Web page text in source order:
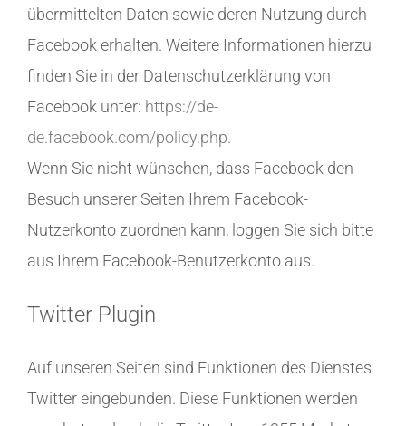
übermittelten Daten sowie deren Nutzung durch
Facebook erhalten. Weitere Informationen hierzu
finden Sie in der Datenschutzerklärung von
Facebook unter: https://de-
de.facebook.com/policy.php.
Wenn Sie nicht wünschen, dass Facebook den
Besuch unserer Seiten Ihrem Facebook-
Nutzerkonto zuordnen kann, loggen Sie sich bitte
aus Ihrem Facebook-Benutzerkonto aus.
Twitter Plugin
Auf unseren Seiten sind Funktionen des Dienstes
Twitter eingebunden. Diese Funktionen werden